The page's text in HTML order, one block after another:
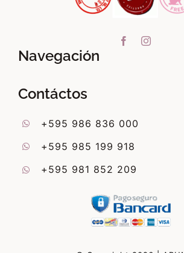
Navegación
Contáctos
+595 986 836 000
+595 985 199 918
+595 981 852 209